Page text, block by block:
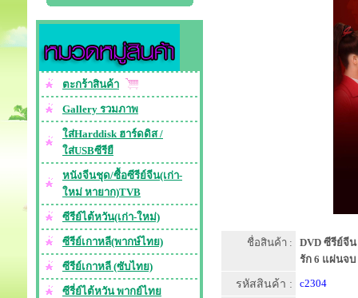
ตะกร้าสินค้า
Gallery รวมภาพ
ใส่Harddisk ฮาร์ดดิส /
ใส่USBซีรียื
หนังจีนชุด/ซื้อซีรีย์จีน(เก่า-
ใหม่ หายาก)TVB
ซีรีย์ไต้หวัน(เก่า-ใหม่)
ซีรีย์เกาหลี(พากษ์ไทย)
ซีรีย์เกาหลี (ซับไทย)
ซีรี่ย์ไต้หวัน พากย์ไทย
ชื่อสินค้า :
DVD ซีรีย์จีน
รัก 6 แผ่นจบ
รหัสสินค้า : c2304